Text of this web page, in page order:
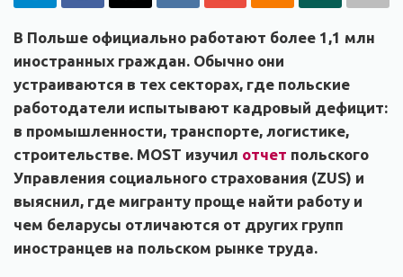
В Польше официально работают более 1,1 млн
иностранных граждан. Обычно они
устраиваются в тех секторах, где польские
работодатели испытывают кадровый дефицит:
в промышленности, транспорте, логистике,
строительстве. MOST изучил отчет польского
Управления социального страхования (ZUS) и
выяснил, где мигранту проще найти работу и
чем беларусы отличаются от других групп
иностранцев на польском рынке труда.